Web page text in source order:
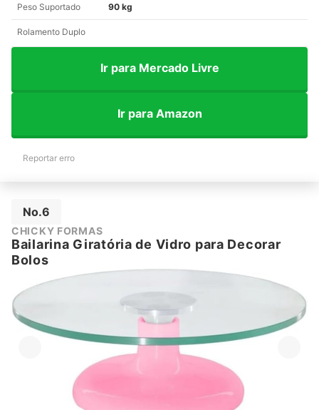
Peso Suportado 90 kg
Rolamento Duplo
Ir para Mercado Livre
Ir para Amazon
Reportar erro
No.6
CHICKY FORMAS
Bailarina Giratória de Vidro para Decorar
Bolos